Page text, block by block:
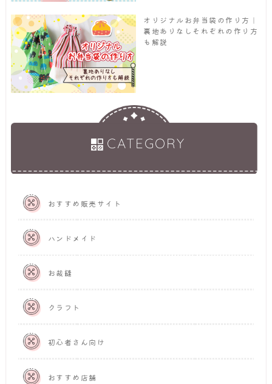
オリジナルお弁当袋の作り方｜
裏地ありなしそれぞれの作り方
も解説
CATEGORY
おすすめ販売サイト
ハンドメイド
お裁縫
クラフト
初心者さん向け
おすすめ店舗